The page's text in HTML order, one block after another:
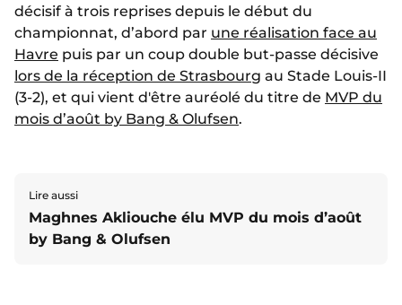
décisif à trois reprises depuis le début du
championnat, d’abord par une réalisation face au
Havre puis par un coup double but-passe décisive
lors de la réception de Strasbourg au Stade Louis-II
(3-2), et qui vient d'être auréolé du titre de MVP du
mois d’août by Bang & Olufsen.
Lire aussi
Maghnes Akliouche élu MVP du mois d’août
by Bang & Olufsen